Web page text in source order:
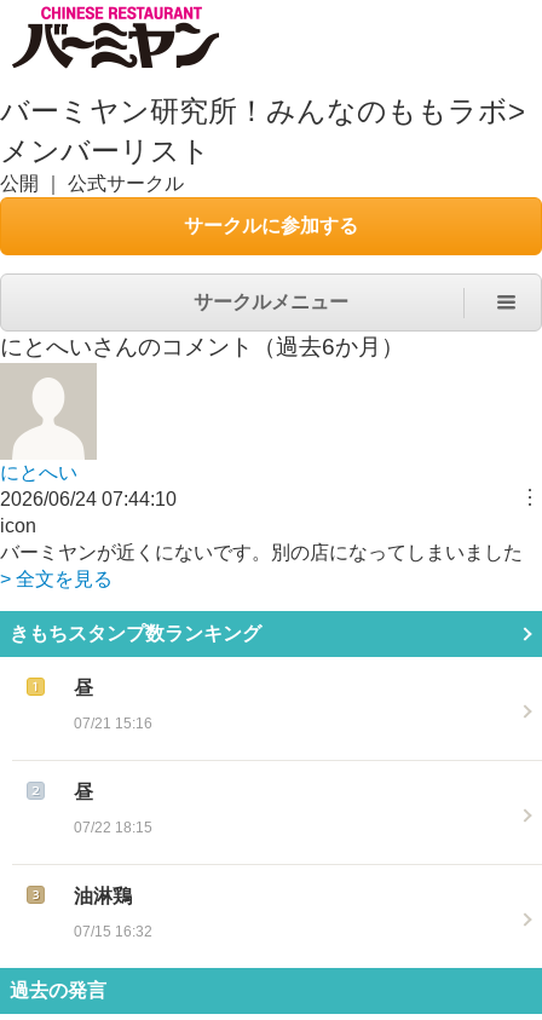
バーミヤン研究所！みんなのももラボ>
メンバーリスト
公開 公式サークル
サークルに参加する
サークルメニュー
にとへいさんのコメント（過去6か月）
にとへい
︙
2026/06/24 07:44:10
icon
バーミヤンが近くにないです。別の店になってしまいました
> 全文を見る
きもちスタンプ数ランキング
昼
07/21 15:16
昼
07/22 18:15
油淋鶏
07/15 16:32
過去の発言